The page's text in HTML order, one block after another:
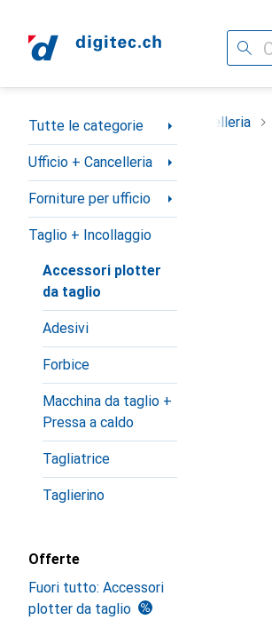
Cerca
Categoria Navigazione
Tutte le categorie
Ufficio + Cancelleria
Forniture per ufficio
Taglio + Incollaggio
Accessori plotter
da taglio
Adesivi
Forbice
Macchina da taglio +
Pressa a caldo
Tagliatrice
Taglierino
Offerte
Fuori tutto: Accessori
plotter da taglio
le categorie Ufficio + Cancelleria